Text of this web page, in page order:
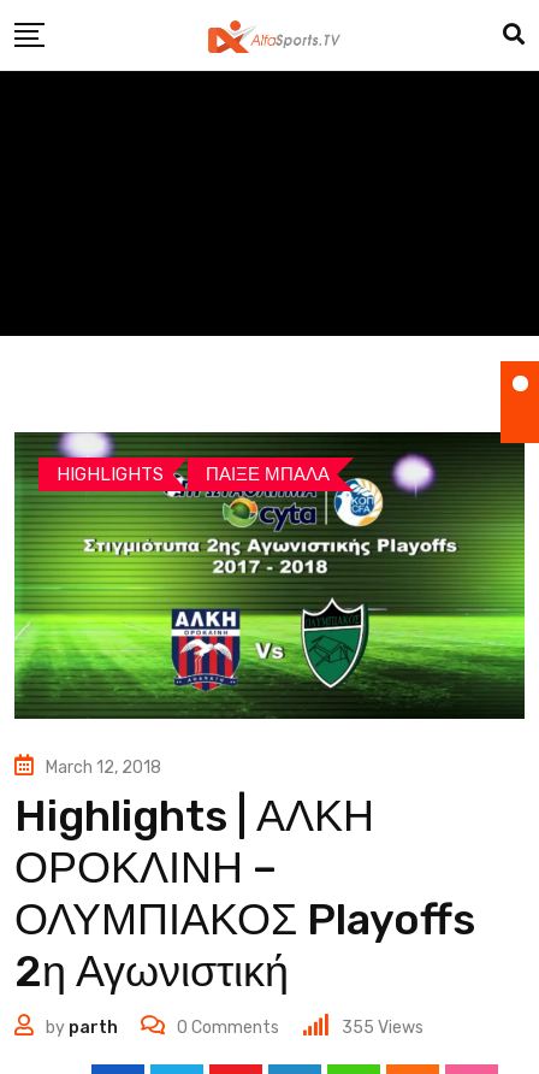
to
HIGHLIGHTS ΠΑΙΞΕ ΜΠΑΛΑ
March 12, 2018
Highlights | ΑΛΚΗ
ΟΡΟΚΛΙΝΗ –
ΟΛΥΜΠΙΑΚΟΣ Playoffs
2η Αγωνιστική
by parth 0 Comments 355 Views